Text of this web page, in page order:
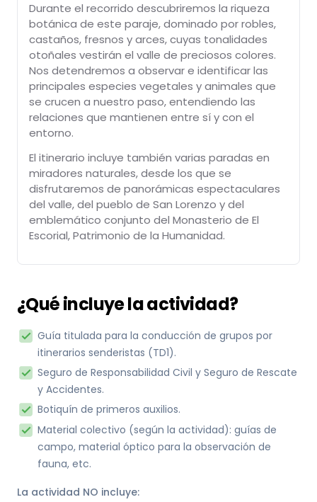
Durante el recorrido descubriremos la riqueza
botánica de este paraje, dominado por robles,
castaños, fresnos y arces, cuyas tonalidades
otoñales vestirán el valle de preciosos colores.
Nos detendremos a observar e identificar las
principales especies vegetales y animales que
se crucen a nuestro paso, entendiendo las
relaciones que mantienen entre sí y con el
entorno.
El itinerario incluye también varias paradas en
miradores naturales, desde los que se
disfrutaremos de panorámicas espectaculares
del valle, del pueblo de San Lorenzo y del
emblemático conjunto del Monasterio de El
Escorial, Patrimonio de la Humanidad.
¿Qué incluye la actividad?
Guía titulada para la conducción de grupos por
itinerarios senderistas (TD1).
Seguro de Responsabilidad Civil y Seguro de Rescate
y Accidentes.
Botiquín de primeros auxilios.
Material colectivo (según la actividad): guías de
campo, material óptico para la observación de
fauna, etc.
La actividad NO incluye: